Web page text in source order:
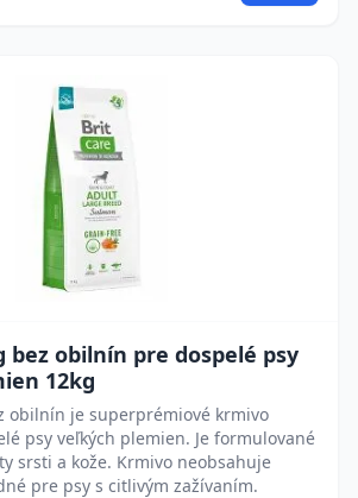
bez obilnín pre dospelé psy
12kg
obilnín je superprémiové krmivo
psy veľkých plemien. Je formulované
srsti a kože. Krmivo neobsahuje
pre psy s citlivým zažívaním.